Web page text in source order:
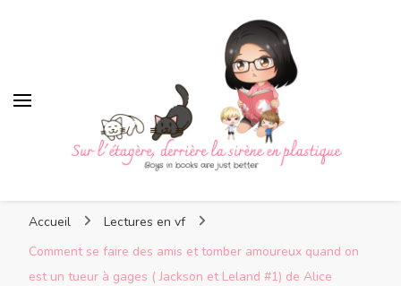
Sur l'étagère, derrière la
sirène en plastique
sirène en plastique
Accueil
Lectures en vf
Comment se faire des amis et tomber amoureux quand on
est un tueur à gages ( Jackson et Leland #1) de Alice